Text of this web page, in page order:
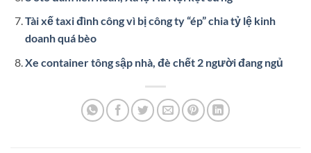
Tài xế taxi đình công vì bị công ty “ép” chia tỷ lệ kinh
doanh quá bèo
Xe container tông sập nhà, đè chết 2 người đang ngủ